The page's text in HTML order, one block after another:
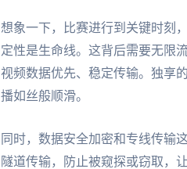
想象一下，比赛进行到关键时刻
定性是生命线。这背后需要无限
视频数据优先、稳定传输。独享
播如丝般顺滑。
同时，数据安全加密和专线传输
隧道传输，防止被窥探或窃取，